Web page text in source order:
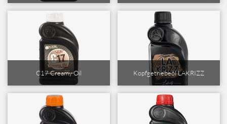
C17 Creamy Oil Kopfgetriebeöl LAKRIZZ